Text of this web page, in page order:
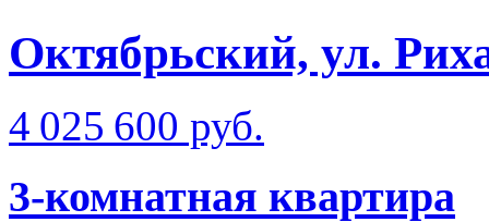
Октябрьский, ул.
4 025 600 руб.
3-комнатная квартира